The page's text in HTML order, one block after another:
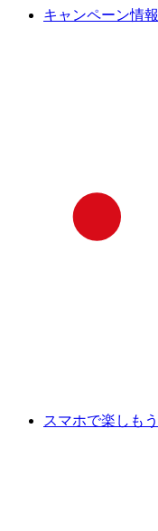
キャンペーン情報
スマホで楽しもう